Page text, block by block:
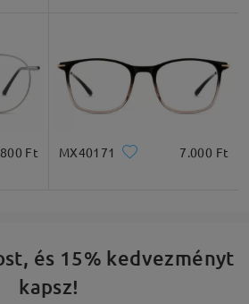
Gyémánt Ovális
Ft MX40171 7.000 Ft
és 15% kedvezményt
kapsz!